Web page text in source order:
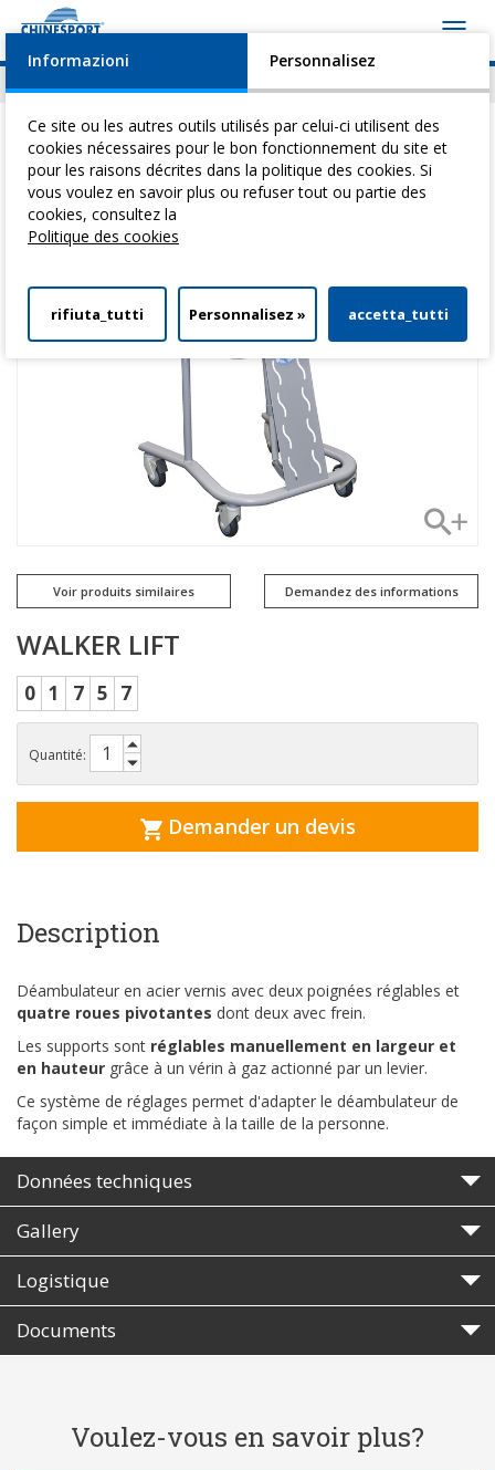
Actualités Evénements Video Download
Vous êtes ici: Home>DéAmbulateurs>DéAmbulateurs> Walker Lift
Voir produits similaires Demandez des informations
WALKER LIFT
0 1 7 5 7
Quantité:
Demander un devis
Description
Déambulateur en acier vernis avec deux poignées réglables et
quatre roues pivotantes dont deux avec frein.
Les supports sont réglables manuellement en largeur et
en hauteur grâce à un vérin à gaz actionné par un levier.
Ce système de réglages permet d'adapter le déambulateur de
façon simple et immédiate à la taille de la personne.
Données techniques
Gallery
Logistique
Documents
Voulez-vous en savoir plus?
Informazioni Personnalisez
Ce site ou les autres outils utilisés par celui-ci utilisent des
cookies nécessaires pour le bon fonctionnement du site et
pour les raisons décrites dans la politique des cookies. Si
vous voulez en savoir plus ou refuser tout ou partie des
cookies, consultez la
Politique des cookies
rifiuta_tutti Personnalisez » accetta_tutti